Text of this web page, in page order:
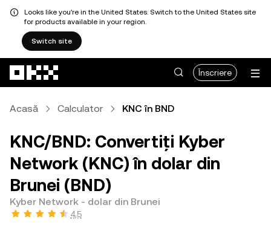
Looks like you're in the United States. Switch to the United States site
for products available in your region.
Switch site
Înscriere
Acasă Calculator KNC în BND
KNC/BND: Convertiți Kyber
Network (KNC) în dolar din
Brunei (BND)
Kyber Network - dolar din Brunei
4,5